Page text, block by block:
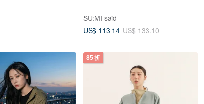
SU:MI said
US$ 113.14 US$ 133.10
85 折